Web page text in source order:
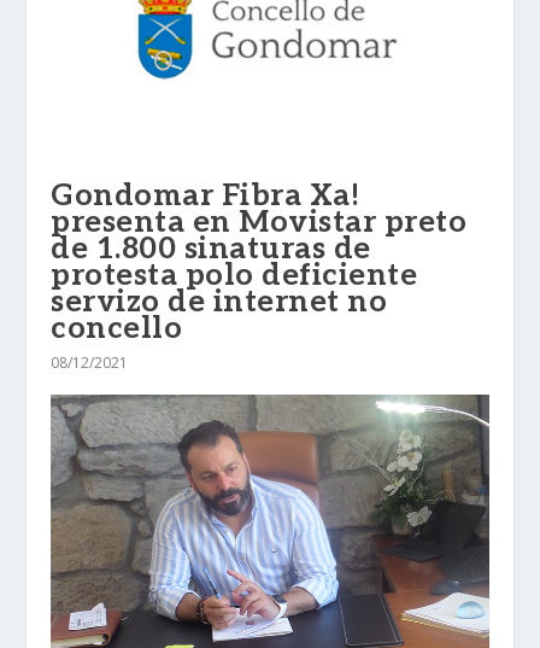
Gondomar Fibra Xa!
presenta en Movistar preto
de 1.800 sinaturas de
protesta polo deficiente
servizo de internet no
concello
08/12/2021